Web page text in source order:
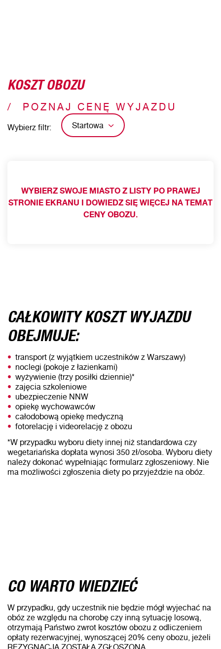
KOSZT OBOZU
POZNAJ CENĘ WYJAZDU
Wybierz filtr: Startowa
WYBIERZ SWOJE MIASTO Z LISTY PO PRAWEJ
STRONIE EKRANU I DOWIEDZ SIĘ WIĘCEJ NA TEMAT
CENY OBOZU.
CAŁKOWITY KOSZT WYJAZDU
OBEJMUJE:
transport (z wyjątkiem uczestników z Warszawy)
noclegi (pokoje z łazienkami)
wyżywienie (trzy posiłki dziennie)*
zajęcia szkoleniowe
ubezpieczenie NNW
opiekę wychowawców
całodobową opiekę medyczną
fotorelację i videorelację z obozu
*W przypadku wyboru diety innej niż standardowa czy
wegetariańska dopłata wynosi 350 zł/osoba. Wyboru diety
należy dokonać wypełniając formularz zgłoszeniowy. Nie
ma możliwości zgłoszenia diety po przyjeździe na obóz.
CO WARTO WIEDZIEĆ
W przypadku, gdy uczestnik nie będzie mógł wyjechać na
obóz ze względu na chorobę czy inną sytuację losową,
otrzymają Państwo zwrot kosztów obozu z odliczeniem
opłaty rezerwacyjnej, wynoszącej 20% ceny obozu, jeżeli